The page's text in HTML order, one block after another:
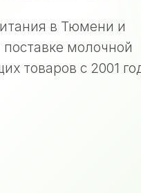
в Тюмени и
молочной
товаров с 2001